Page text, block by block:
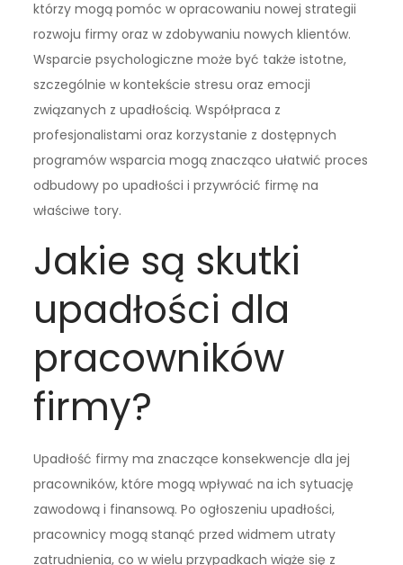
którzy mogą pomóc w opracowaniu nowej strategii
rozwoju firmy oraz w zdobywaniu nowych klientów.
Wsparcie psychologiczne może być także istotne,
szczególnie w kontekście stresu oraz emocji
związanych z upadłością. Współpraca z
profesjonalistami oraz korzystanie z dostępnych
programów wsparcia mogą znacząco ułatwić proces
odbudowy po upadłości i przywrócić firmę na
właściwe tory.
Jakie są skutki
upadłości dla
pracowników
firmy?
Upadłość firmy ma znaczące konsekwencje dla jej
pracowników, które mogą wpływać na ich sytuację
zawodową i finansową. Po ogłoszeniu upadłości,
pracownicy mogą stanąć przed widmem utraty
zatrudnienia, co w wielu przypadkach wiąże się z